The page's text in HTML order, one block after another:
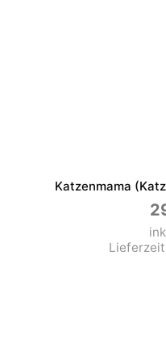
Katzenmama